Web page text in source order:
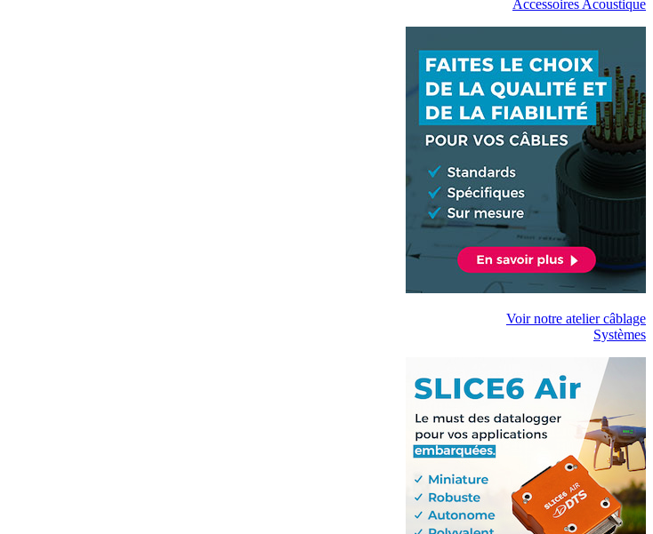
Accessoires Acoustique
Voir notre atelier câblage
Systèmes